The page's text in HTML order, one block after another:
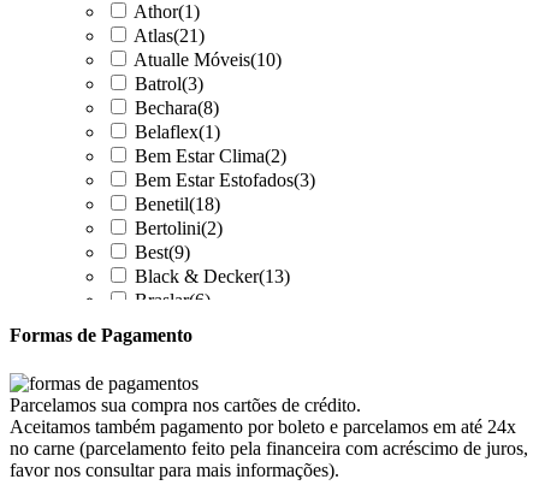
Athor(1)
Atlas(21)
Atualle Móveis(10)
Batrol(3)
Bechara(8)
Belaflex(1)
Bem Estar Clima(2)
Bem Estar Estofados(3)
Benetil(18)
Bertolini(2)
Best(9)
Black & Decker(13)
Braslar(6)
Britânia
Cairu(7)
Canaã Moveis (0)
Canaã Móveis(2)
Carioca Móveis(8)
Formas de Pagamento
Parcelamos sua compra nos cartões de crédito.
Aceitamos também pagamento por boleto e parcelamos em até 24x
no carne (parcelamento feito pela financeira com acréscimo de juros,
favor nos consultar para mais informações).